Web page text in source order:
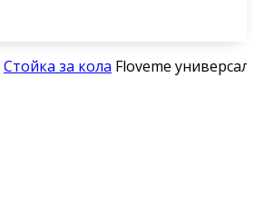
Стойка за кола Floveme